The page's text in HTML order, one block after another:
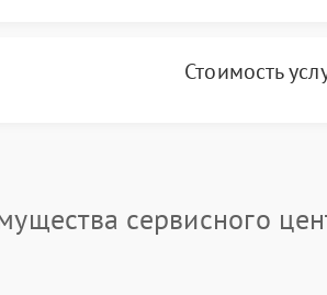
Стоимость
сервисного